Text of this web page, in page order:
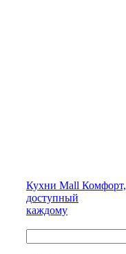
Кухни Mall Комфорт,
доступный
каждому